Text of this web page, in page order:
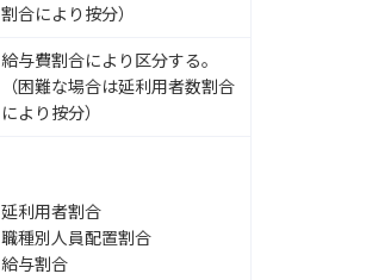
割合により按分）
給与費割合により区分する。
（困難な場合は延利用者数割合
により按分）
延利用者割合
職種別人員配置割合
給与割合